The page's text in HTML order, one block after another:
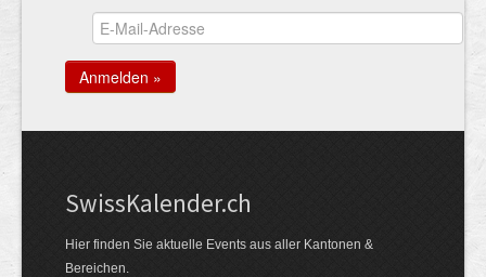
Swiss­Kalender.ch
Hier finden Sie aktuelle Events aus aller Kantonen &
Bereichen.